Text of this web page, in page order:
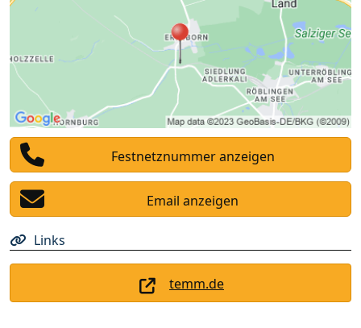
Festnetznummer anzeigen
Email anzeigen
Links
temm.de